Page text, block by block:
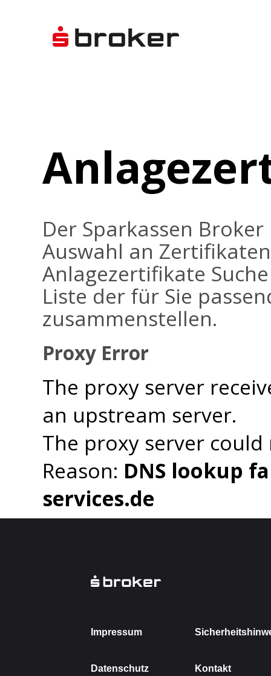
Der Sparkassen
Auswahl an
Anlagezertifikate
Liste der für Sie
zusammenstellen.
Proxy Error
The proxy server
an upstream server.
The proxy server
Reason: DNS lookup
services.de